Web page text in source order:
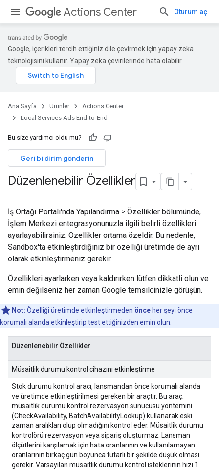
Actions Center Oturum aç
Google, içerikleri tercih ettiğiniz dile çevirmek için yapay zeka
teknolojisini kullanır. Yapay zeka çevirilerinde hata olabilir.
Ana Sayfa Ürünler
Actions Center
Local Services Ads End-to-End
Bu size yardımcı oldu mu?
Geri bildirim gönderin
Düzenlenebilir Özellikler
İş Ortağı Portalı'nda Yapılandırma > Özellikler bölümünde,
İşlem Merkezi entegrasyonunuzla ilgili belirli özellikleri
ayarlayabilirsiniz. Özellikler ortama özeldir. Bu nedenle,
Sandbox'ta etkinleştirdiğiniz bir özelliği üretimde de ayrı
olarak etkinleştirmeniz gerekir.
Özellikleri ayarlarken veya kaldırırken lütfen dikkatli olun ve
emin değilseniz her zaman Google temsilcinizle görüşün.
Not: Özelliği üretimde etkinleştirmeden önce her şeyi önce
korumalı alanda etkinleştirip test ettiğinizden emin olun.
Düzenlenebilir Özellikler
Müsaitlik durumu kontrol cihazını etkinleştirme
Stok durumu kontrol aracı, lansmandan önce korumalı alanda
ve üretimde etkinleştirilmesi gereken bir araçtır. Bu araç,
müsaitlik durumu kontrol rezervasyon sunucusu yöntemini
(CheckAvailability, BatchAvailabilityLookup) kullanarak eski
zaman aralıkları olup olmadığını kontrol eder. Müsaitlik durumu
kontrolörü rezervasyon veya sipariş oluşturmaz. Lansman
ölçütlerini karşılamak için hata oranlarının ve kullanılamayan
oranlarının birkaç gün boyunca tutarlı bir şekilde düşük olması
gerekir. Varsayılan müsaitlik durumu kontrol isteklerinin hızı 1